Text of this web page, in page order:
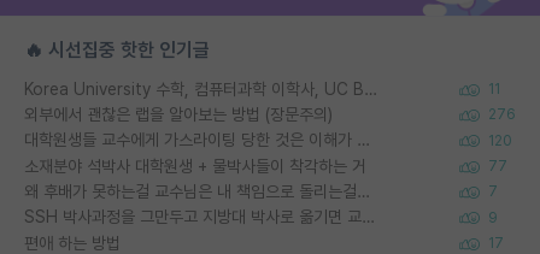
🔥 시선집중 핫한 인기글
Korea University 수학, 컴퓨터과학 이학사, UC Berkeley 산업공학 대학원 공학박사가 되는 것은 쉽지 않겠죠? 11
외부에서 괜찮은 랩을 알아보는 방법 (장문주의) 276
대학원생들 교수에게 가스라이팅 당한 것은 이해가 갑니다. 안타깝네요. 120
소재분야 석박사 대학원생 + 물박사들이 착각하는 거 77
왜 후배가 못하는걸 교수님은 내 책임으로 돌리는걸까요? 7
SSH 박사과정을 그만두고 지방대 박사로 옮기면 교수의 꿈은 끝일까요? 9
편애 하는 방법 17